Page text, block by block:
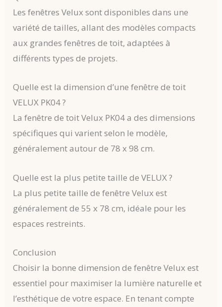
Les fenêtres Velux sont disponibles dans une
variété de tailles, allant des modèles compacts
aux grandes fenêtres de toit, adaptées à
différents types de projets.
Quelle est la dimension d’une fenêtre de toit
VELUX PK04 ?
La fenêtre de toit Velux PK04 a des dimensions
spécifiques qui varient selon le modèle,
généralement autour de 78 x 98 cm.
Quelle est la plus petite taille de VELUX ?
La plus petite taille de fenêtre Velux est
généralement de 55 x 78 cm, idéale pour les
espaces restreints.
Conclusion
Choisir la bonne dimension de fenêtre Velux est
essentiel pour maximiser la lumière naturelle et
l’esthétique de votre espace. En tenant compte